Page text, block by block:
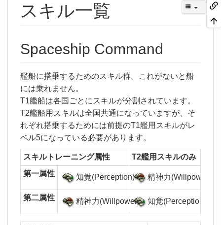
スキル一覧
Spaceship Command
艦船に搭乗するためのスキル群。これがないと船
には乗れません。
T1艦船は各国ごとにスキルが分割されています。
T2艦船用スキルは全国共通になっていますが、そ
れぞれ搭乗するためには前提のT1艦用スキルがレ
ベル5になっている必要があります。
スキルトレーニング属性
T2艦用スキルのみ
第一属性
知覚(Perception) 精神力(Willpower)
第二属性 精神力(Willpower) 知覚(Perception)